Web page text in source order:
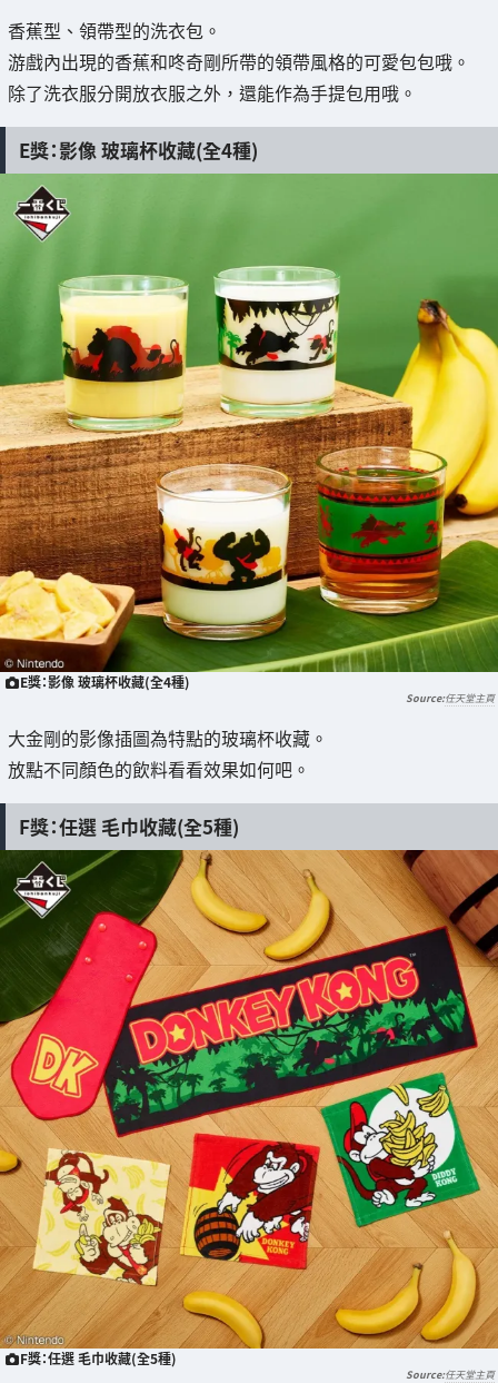
香蕉型、領帶型的洗衣包。
游戲內出現的香蕉和咚奇剛所帶的領帶風格的可愛包包哦。
除了洗衣服分開放衣服之外，還能作為手提包用哦。
E獎：影像 玻璃杯收藏(全4種)
E獎：影像 玻璃杯收藏(全4種)
任天堂主頁
大金剛的影像插圖為特點的玻璃杯收藏。
放點不同顏色的飲料看看效果如何吧。
F獎：任選 毛巾收藏(全5種)
F獎：任選 毛巾收藏(全5種)
任天堂主頁